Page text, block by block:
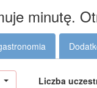
minutę.
Liczba